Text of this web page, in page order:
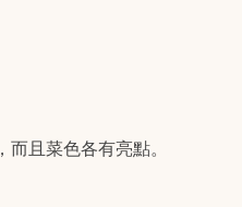
而且菜色各有亮點。